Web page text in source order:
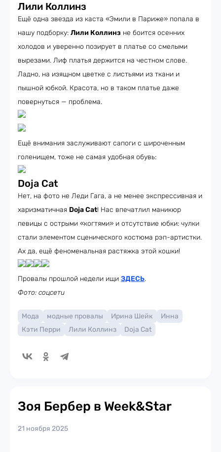
Лили Коллинз
Ещё одна звезда из каста «Эмили в Париже» попала в
нашу подборку: Лили Коллинз не боится осенних
холодов и уверенно позирует в платье со смелыми
вырезами. Лиф платья держится на честном слове.
Ладно, на изящном цветке с листьями из ткани и
пышной юбкой. Красота, но в таком платье даже
повернуться — проблема.
Ещё внимания заслуживают сапоги с широченным
голенищем, тоже не самая удобная обувь:
Doja Cat
Нет, на фото не Леди Гага, а не менее экспрессивная и
харизматичная Doja Cat! Нас впечатлил маникюр
певицы с острыми «когтями» и отсутствие юбки: чулки
стали элементом сценического костюма рэп-артистки.
Ах да, ещё феноменальная растяжка этой кошки!
Провалы прошлой недели ищи ЗДЕСЬ.
Фото: соцсети
Мода модные провалы Ирина Шейк
Инна
Кэти Перри
Лили Коллинз Doja Cat
Зоя Бербер в Week&Star
21 ноября 2025